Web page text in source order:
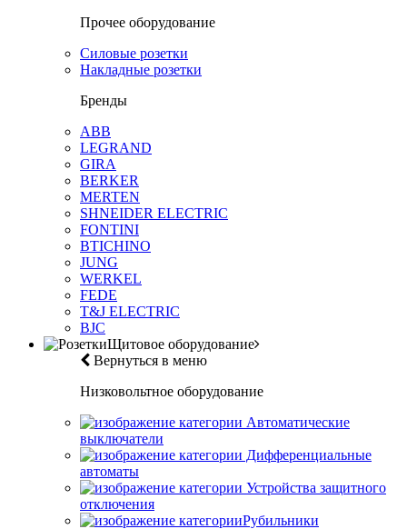
Прочее оборудование
Силовые розетки
Накладные розетки
Бренды
ABB
LEGRAND
GIRA
BERKER
MERTEN
SHNEIDER ELECTRIC
FONTINI
BTICHINO
JUNG
WERKEL
FEDE
T&J ELECTRIC
BJC
Щитовое оборудование
Вернуться в меню
Низковольтное оборудование
Автоматические
выключатели
Дифференциальные
автоматы
Устройства защитного
отключения
Рубильники